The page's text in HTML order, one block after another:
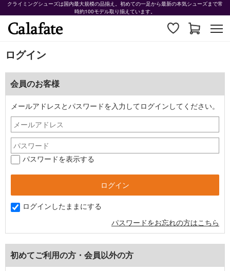
クライミングシューズは国内最大規模の品揃え。初めての一足から最新の本気シューズまで常
時約100モデル取り揃えています。
ログイン
会員のお客様
メールアドレスとパスワードを入力してログインしてください。
パスワードを表示する
ログインしたままにする
パスワードをお忘れの方はこちら
初めてご利用の方・会員以外の方